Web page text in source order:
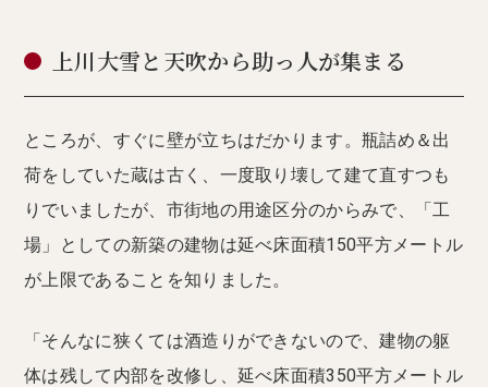
上川大雪と天吹から助っ人が集まる
ところが、すぐに壁が立ちはだかります。瓶詰め＆出
荷をしていた蔵は古く、一度取り壊して建て直すつも
りでいましたが、市街地の用途区分のからみで、「工
場」としての新築の建物は延べ床面積150平方メートル
が上限であることを知りました。
「そんなに狭くては酒造りができないので、建物の躯
体は残して内部を改修し、延べ床面積350平方メートル